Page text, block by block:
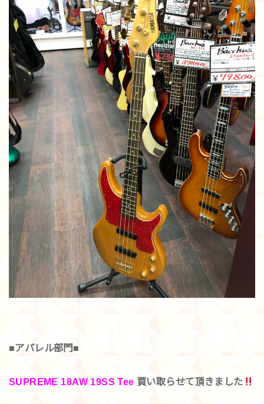
■アパレル部門■
SUPREME 18AW 19SS Tee 買い取らせて頂きました